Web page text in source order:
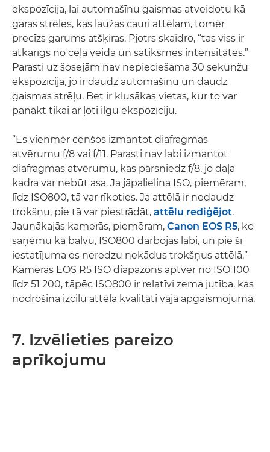
ekspozīcija, lai automašīnu gaismas atveidotu kā
garas strēles, kas laužas cauri attēlam, tomēr
precīzs garums atšķiras. Pjotrs skaidro, “tas viss ir
atkarīgs no ceļa veida un satiksmes intensitātes.”
Parasti uz šosejām nav nepieciešama 30 sekunžu
ekspozīcija, jo ir daudz automašīnu un daudz
gaismas strēļu. Bet ir klusākas vietas, kur to var
panākt tikai ar ļoti ilgu ekspozīciju.
“Es vienmēr cenšos izmantot diafragmas
atvērumu f/8 vai f/11. Parasti nav labi izmantot
diafragmas atvērumu, kas pārsniedz f/8, jo daļa
kadra var nebūt asa. Ja jāpalielina ISO, piemēram,
līdz ISO800, tā var rīkoties. Ja attēlā ir nedaudz
trokšņu, pie tā var piestrādāt, attēlu rediģējot.
Jaunākajās kamerās, piemēram, Canon EOS R5, ko
saņēmu kā balvu, ISO800 darbojas labi, un pie šī
iestatījuma es neredzu nekādus trokšņus attēlā.”
Kameras EOS R5 ISO diapazons aptver no ISO 100
līdz 51 200, tāpēc ISO800 ir relatīvi zema jutība, kas
nodrošina izcilu attēla kvalitāti vājā apgaismojumā.
7. Izvēlieties pareizo
aprīkojumu